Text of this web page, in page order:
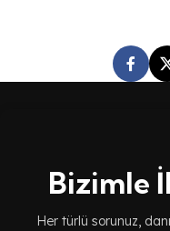
Bizimle
Her türlü sorunuz,